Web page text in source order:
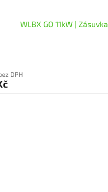
WLBX GO 11kW | Zásuvka
DPH